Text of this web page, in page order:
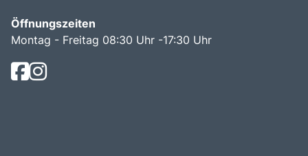
Öffnungszeiten
Montag - Freitag 08:30 Uhr -17:30 Uhr